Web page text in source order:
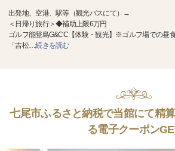
出発地、空港、駅等（観光バスにて）→
＜日帰り旅行＞◆補助上限6万円
ゴルフ能登島G&CC【体験・観光】※ゴルフ場での昼
「吉松…続きを読む
七尾市ふるさと納税で当館にて精
る電子クーポン